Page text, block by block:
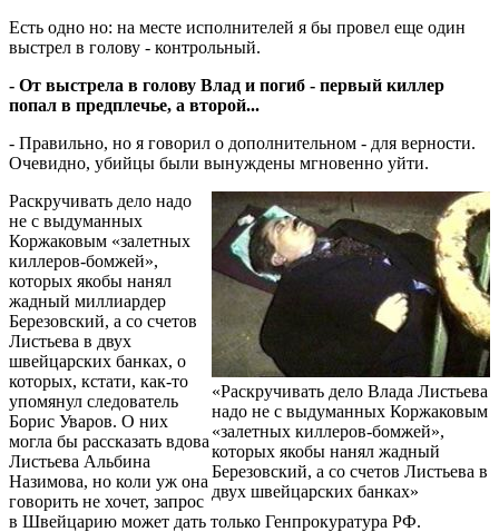
Есть одно но: на месте исполнителей я бы провел еще один
выстрел в голову - контрольный.
- От выстрела в голову Влад и погиб - первый киллер
попал в предплечье, а второй...
- Правильно, но я говорил о дополнительном - для верности.
Очевидно, убийцы были вынуждены мгновенно уйти.
«Раскручивать дело Влада Листьева
надо не с выдуманных Коржаковым
«залетных киллеров-бомжей»,
которых якобы нанял жадный
Березовский, а со счетов Листьева в
двух швейцарских банках»
Раскручивать дело надо
не с выдуманных
Коржаковым «залетных
киллеров-бомжей»,
которых якобы нанял
жадный миллиардер
Березовский, а со счетов
Листьева в двух
швейцарских банках, о
которых, кстати, как-то
упомянул следователь
Борис Уваров. О них
могла бы рассказать вдова
Листьева Альбина
Назимова, но коли уж она
говорить не хочет, запрос
в Швейцарию может дать только Генпрокуратура РФ.